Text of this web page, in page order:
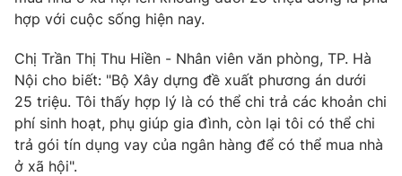
hợp với cuộc sống hiện nay.
Chị Trần Thị Thu Hiền - Nhân viên văn phòng, TP. Hà
Nội cho biết: "Bộ Xây dựng đề xuất phương án dưới
25 triệu. Tôi thấy hợp lý là có thể chi trả các khoản chi
phí sinh hoạt, phụ giúp gia đình, còn lại tôi có thể chi
trả gói tín dụng vay của ngân hàng để có thể mua nhà
ở xã hội".